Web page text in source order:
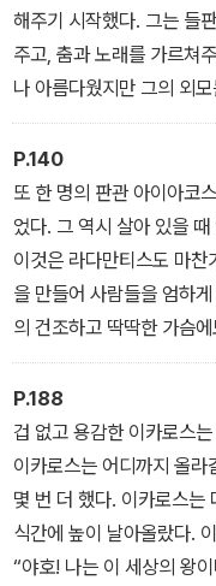
나중에 후회하지 말아라.
3장: 황금을 만드는 손, 디
해주기 시작했다. 그는 들
주고, 춤과 노래를 가르쳐
나 아름다웠지만 그의 외
몸이었으니 누구나 판을
판에게도 사랑의 감정은 있
5장: 반인 반수 판
P.140
또 한 명의 판관 아이아코
었다. 그 역시 살아 있을
이것은 라다만티스도 마찬
을 만들어 사람들을 엄하
의 건조하고 딱딱한 가슴
재판관이었지만 모두 분
“아, 노예가 되더라도……
다니며 사는 것이 훨씬 더
8장: 하데스 앞에 서다
P.188
겁 없고 용감한 이카로스
이카로스는 어디까지 올
몇 번 더 했다. 이카로스는
식간에 높이 날아올랐다.
“야호! 나는 이 세상의 왕이다.” 그런 아들을 보며 다이달로